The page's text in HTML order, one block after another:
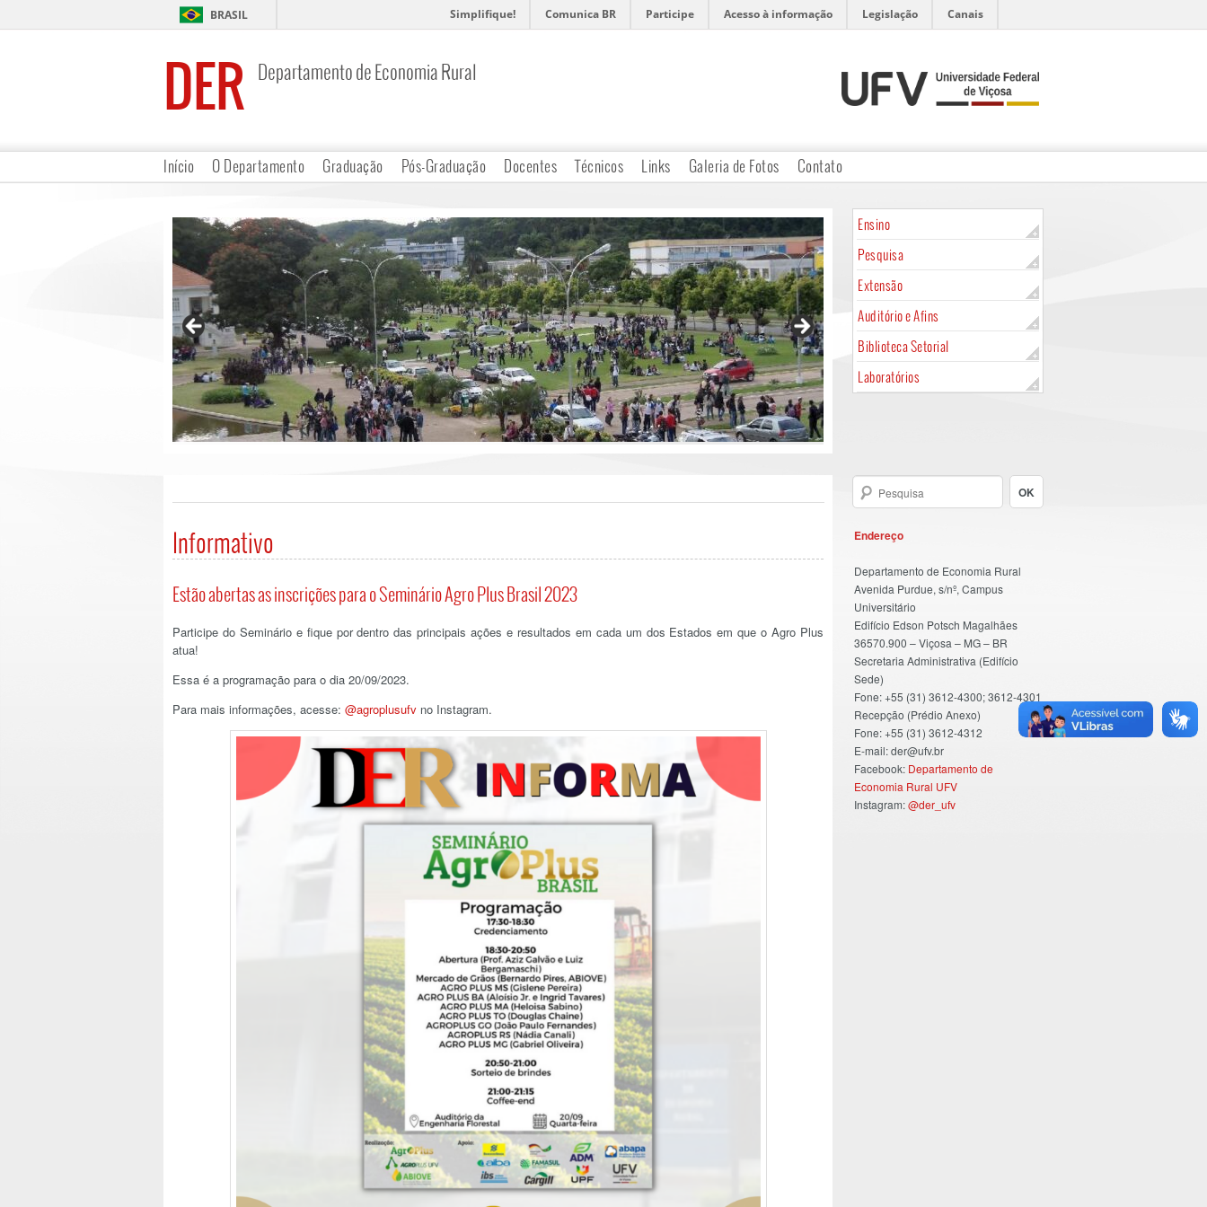
BRASIL Simplifique! Comunica BR Participe Acesso à informação Legislação Canais
DER Departamento de Economia Rural
Início O Departamento Graduação Pós-Graduação Docentes Técnicos Links Galeria de Fotos Contato
Ensino
Pesquisa
Extensão
Auditório e Afins
Biblioteca Setorial
Laboratórios
Endereço
Departamento de Economia Rural
Avenida Purdue, s/nº, Campus
Universitário
Edifício Edson Potsch Magalhães
36570.900 – Viçosa – MG – BR
Secretaria Administrativa (Edifício
Sede)
Fone: +55 (31) 3612-4300; 3612-4301
Recepção (Prédio Anexo)
Fone: +55 (31) 3612-4312
E-mail: der@ufv.br
Facebook: Departamento de
Economia Rural UFV
Instagram:@der_ufv
Informativo
Estão abertas as inscrições para o Seminário Agro Plus Brasil 2023
Participe do Seminário e fique por dentro das principais ações e resultados em cada um dos Estados em que o Agro Plus
atua!
Essa é a programação para o dia 20/09/2023.
Para mais informações, acesse: @agroplusufv no Instagram.